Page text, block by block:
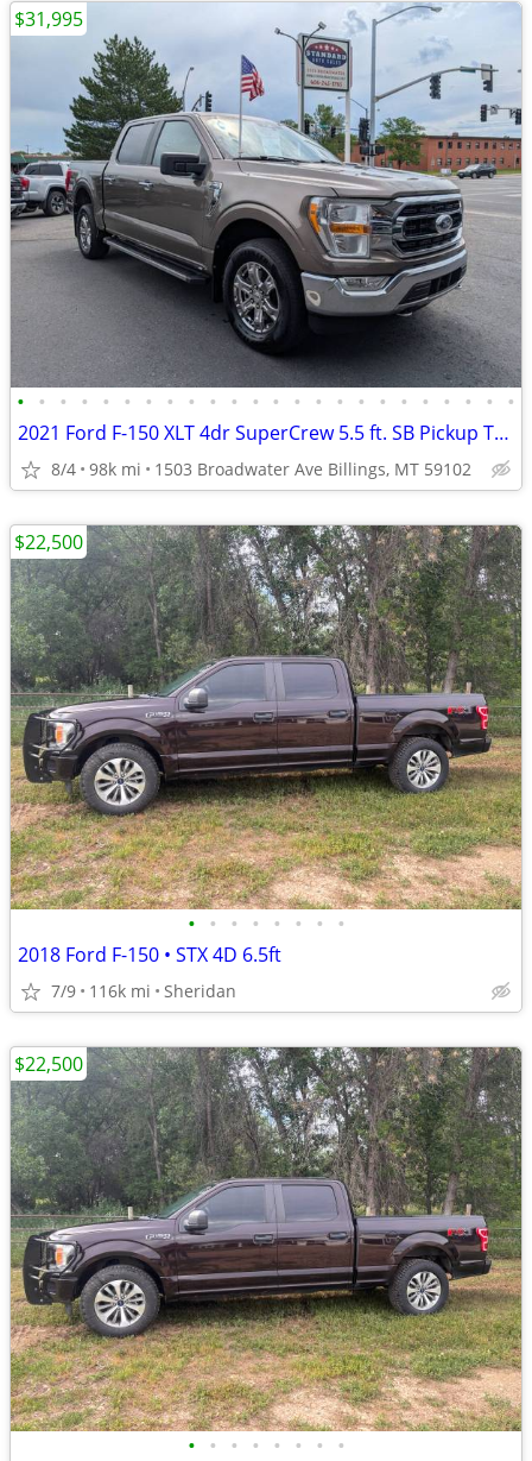
• • • • • • • • • • • • • • • • • • • • • • • •
2021 Ford F-150 XLT 4dr SuperCrew 5.5 ft. SB Pickup Truck 4x4 4WD F15
8/4 98k mi 1503 Broadwater Ave Billings, MT 59102
$31,995
• • • • • • • •
2018 Ford F-150 • STX 4D 6.5ft
7/9 116k mi Sheridan
$22,500
• • • • • • • •
$22,500